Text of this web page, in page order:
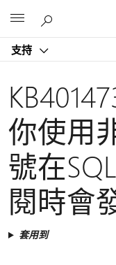
支持
你使用
號在
閱時會
套用到